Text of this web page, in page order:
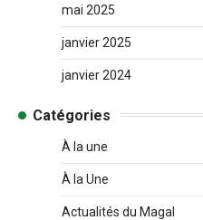
mai 2025
janvier 2025
janvier 2024
Catégories
À la une
À la Une
Actualités du Magal